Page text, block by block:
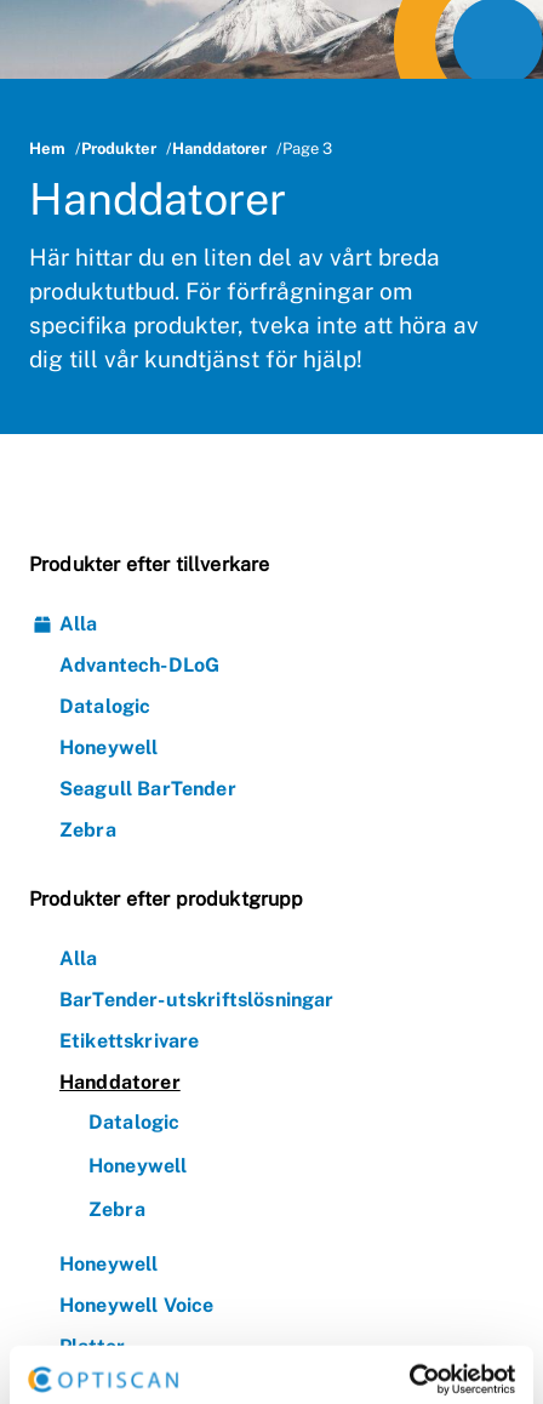
Hem Produkter Handdatorer Page 3
Handdatorer
Här hittar du en liten del av vårt breda
produktutbud. För förfrågningar om
specifika produkter, tveka inte att höra av
dig till vår kundtjänst för hjälp!
Produkter efter tillverkare
Alla
Advantech-DLoG
Datalogic
Honeywell
Seagull BarTender
Zebra
Produkter efter produktgrupp
Alla
BarTender-utskriftslösningar
Etikettskrivare
Handdatorer
Datalogic
Honeywell
Zebra
Honeywell
Honeywell Voice
Plattor
Sjukvård